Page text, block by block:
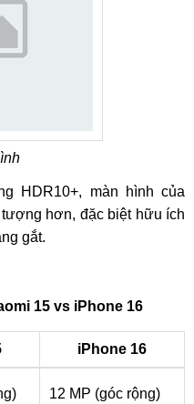
HDR10+, màn hình của
hơn, đặc biệt hữu ích
gắt.
15 vs iPhone 16
iPhone 16
12 MP (góc rộng)